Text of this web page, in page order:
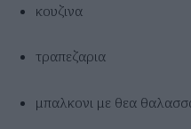
κουζινα
τραπεζαρια
μπαλκονι με θεα